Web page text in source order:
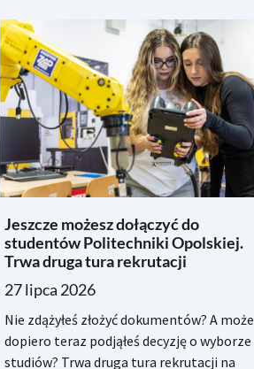
Jeszcze możesz dołączyć do
studentów Politechniki Opolskiej.
Trwa druga tura rekrutacji
27 lipca 2026
Nie zdążyłeś złożyć dokumentów? A może
dopiero teraz podjąłeś decyzję o wyborze
studiów? Trwa druga tura rekrutacji na